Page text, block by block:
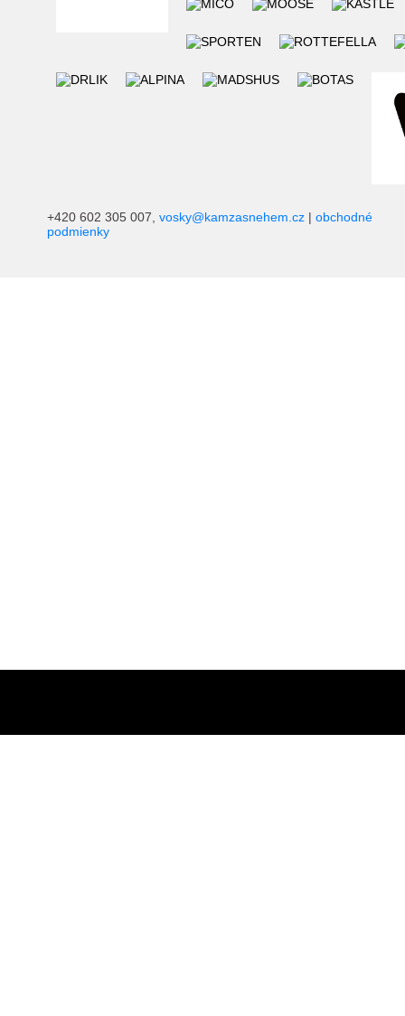
+420 602 305 007, vosky@kamzasnehem.cz | obchodné
podmienky